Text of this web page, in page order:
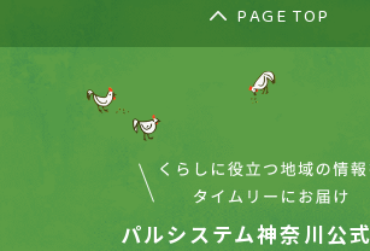
PAGE TOP
パルシステム神奈川公